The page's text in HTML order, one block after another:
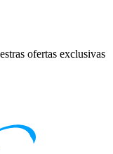
ofertas exclusivas